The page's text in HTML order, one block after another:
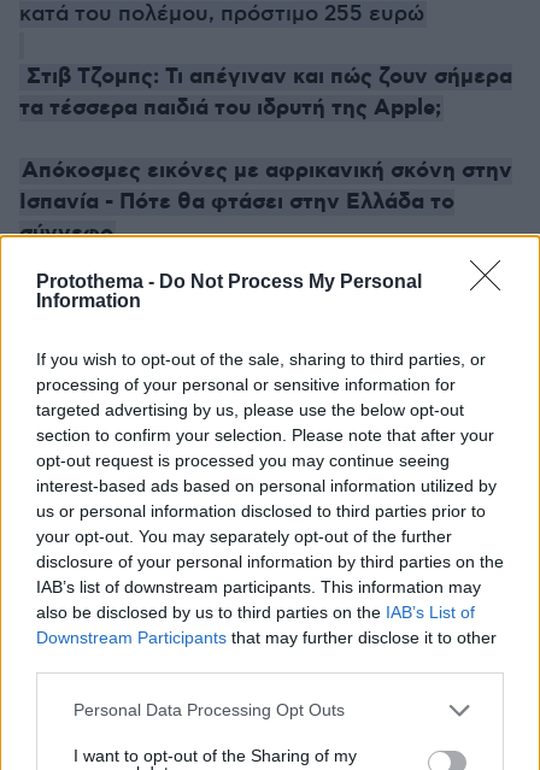
Protothema - Do Not Process My Personal
Information
If you wish to opt-out of the sale, sharing to third parties, or
processing of your personal or sensitive information for
targeted advertising by us, please use the below opt-out
section to confirm your selection. Please note that after your
opt-out request is processed you may continue seeing
interest-based ads based on personal information utilized by
us or personal information disclosed to third parties prior to
your opt-out. You may separately opt-out of the further
disclosure of your personal information by third parties on the
IAB’s list of downstream participants. This information may
also be disclosed by us to third parties on the IAB’s List of
Downstream Participants that may further disclose it to other
Please note that this website/app uses one or more Google
not limited to your visit or usage behaviour. You may click to
Personal Data Processing Opt Outs
I want to opt-out of the Sharing of my
κατά του πολέμου, πρόστιμο 255 ευρώ
Στιβ Τζομπς: Τι απέγιναν και πώς ζουν σήμερα
τα τέσσερα παιδιά του ιδρυτή της Apple;
Απόκοσμες εικόνες με αφρικανική σκόνη στην
Ισπανία - Πότε θα φτάσει στην Ελλάδα το
σύννεφο
Σχετικά Άρθρα
Δείτε όλες τις τελευταίες Ειδήσεις
από την Ελλάδα
και τον Κόσμο, τη στιγμή που συμβαίνουν, στο
Protothema.gr